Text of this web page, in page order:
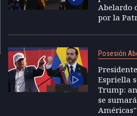
Abelardo
por la
Posesión
Espriella
Trump:
se
Américas"